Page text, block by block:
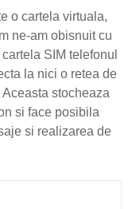
o cartela virtuala,
ne-am obisnuit cu
SIM telefonul
la nici o retea de
stocheaza
si face posibila
si realizarea de